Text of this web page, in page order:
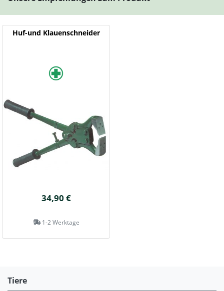
Huf-und Klauenschneider
34,90 €
1-2 Werktage
Tiere